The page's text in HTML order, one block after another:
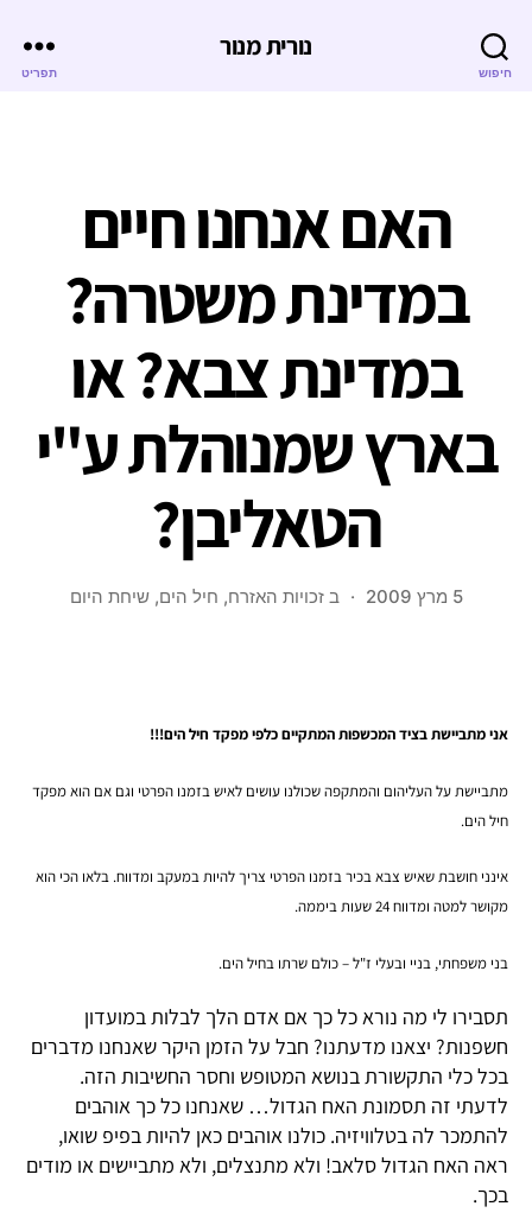
חיפוש
נורית מנור
תפריט
האם אנחנו חיים
במדינת משטרה?
במדינת צבא? או
בארץ שמנוהלת ע"י
הטאליבן?
5 מרץ 2009 בזכויות האזרח, חיל הים,שיחת היום
אני מתביישת בציד המכשפות המתקיים כלפי מפקד חיל הים!!!
מתביישת על העליהום והמתקפה שכולנו עושים לאיש בזמנו הפרטי וגם אם הוא מפקד
חיל הים.
אינני חושבת שאיש צבא בכיר בזמנו הפרטי צריך להיות במעקב ומדווח. בלאו הכי הוא
מקושר למטה ומדווח 24 שעות ביממה.
בני משפחתי, בניי ובעלי ז"ל – כולם שרתו בחיל הים.
תסבירו לי מה נורא כל כך אם אדם הלך לבלות במועדון
חשפנות? יצאנו מדעתנו? חבל על הזמן היקר שאנחנו מדברים
בכל כלי התקשורת בנושא המטופש וחסר החשיבות הזה.
לדעתי זה תסמונת האח הגדול… שאנחנו כל כך אוהבים
להתמכר לה בטלוויזיה. כולנו אוהבים כאן להיות בפיפ שואו,
ראה האח הגדול סלאב! ולא מתנצלים, ולא מתביישים או מודים
בכך.